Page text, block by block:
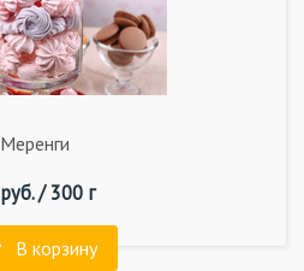
Меренги
руб. /300 г
В корзину